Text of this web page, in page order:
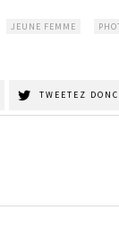
JEUNE FEMME
TWEETEZ